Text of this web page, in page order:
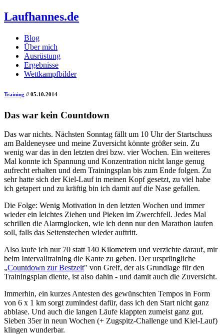
Laufhannes.de
Blog
Über mich
Ausrüstung
Ergebnisse
Wettkampfbilder
Training // 05.10.2014
Das war kein Countdown
Das war nichts. Nächsten Sonntag fällt um 10 Uhr der Startschuss
am Baldeneysee und meine Zuversicht könnte größer sein. Zu
wenig war das in den letzten drei bzw. vier Wochen. Ein weiteres
Mal konnte ich Spannung und Konzentration nicht lange genug
aufrecht erhalten und dem Trainingsplan bis zum Ende folgen. Zu
sehr hatte sich der Kiel-Lauf in meinen Kopf gesetzt, zu viel habe
ich getapert und zu kräftig bin ich damit auf die Nase gefallen.
Die Folge: Wenig Motivation in den letzten Wochen und immer
wieder ein leichtes Ziehen und Pieken im Zwerchfell. Jedes Mal
schrillen die Alarmglocken, wie ich denn nur den Marathon laufen
soll, falls das Seitenstechen wieder auftritt.
Also laufe ich nur 70 statt 140 Kilometern und verzichte darauf, mir
beim Intervalltraining die Kante zu geben. Der ursprüngliche
„Countdown zur Bestzeit" von Greif, der als Grundlage für den
Trainingsplan diente, ist also dahin - und damit auch die Zuversicht.
Immerhin, ein kurzes Antesten des gewünschten Tempos in Form
von 6 x 1 km sorgt zumindest dafür, dass ich den Start nicht ganz
abblase. Und auch die langen Läufe klappten zumeist ganz gut.
Sieben 35er in neun Wochen (+ Zugspitz-Challenge und Kiel-Lauf)
klingen wunderbar.